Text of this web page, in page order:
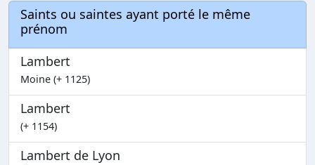
Saints ou saintes ayant porté le même
prénom
Lambert
Moine (+ 1125)
Lambert
(+ 1154)
Lambert de Lyon